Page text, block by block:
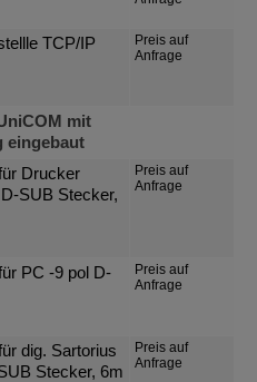
TCP/IP
Preis auf
Anfrage
mit
eingebaut
Drucker
SUB Stecker,
Preis auf
Anfrage
PC -9 pol D-
Preis auf
Anfrage
dig. Sartorius
Stecker, 6m
Preis auf
Anfrage